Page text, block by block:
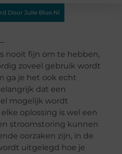
Door Julie Blue.nl
nooit fijn om te hebben,
zoveel gebruik wordt
ga je het ook echt
dat een
mogelijk wordt
oplossing is wel een
stroomstoring kunnen
oorzaken zijn, in de
uitgelegd hoe je